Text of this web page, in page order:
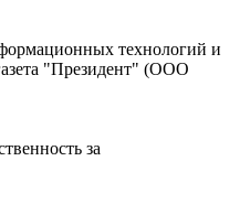
технологий и
"Президент" (ООО
за